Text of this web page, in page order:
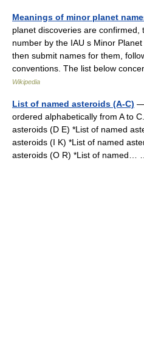
Meanings of minor planet
planet discoveries are
number by the IAU s Minor
then submit names for them,
conventions. The list below
Wikipedia
List of named asteroids (A-C) —
ordered alphabetically from A to
asteroids (D E) *List of named
asteroids (I K) *List of named
asteroids (O R) *List of